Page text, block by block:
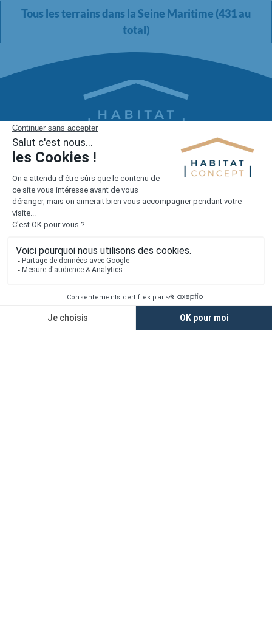
Tous les terrains dans la Seine Maritime (431 au
total)
1er constructeur régional de maisons individuelles dans la moitié
Nous contacter
Newsletter
Vie privée